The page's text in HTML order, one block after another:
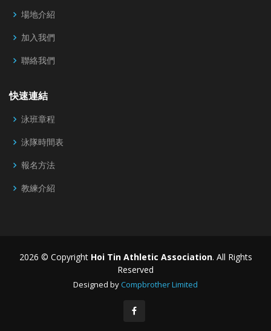
場地介紹
加入我們
聯絡我們
快速連結
泳班章程
泳隊時間表
報名方法
教練介紹
2026 © Copyright Hoi Tin Athletic Association. All Rights
Reserved
Designed byCompbrother Limited